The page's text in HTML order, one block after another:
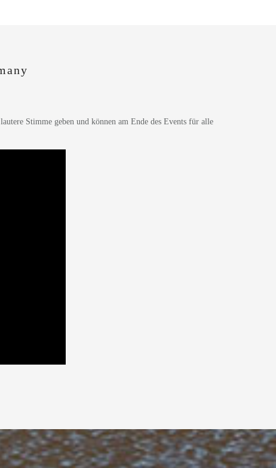
Stimme geben und können am Ende des Events für alle